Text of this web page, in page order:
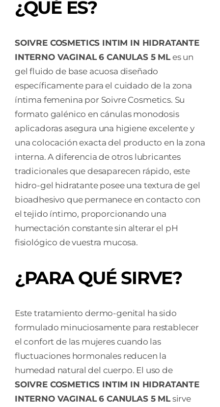
¿QUÉ ES?
SOIVRE COSMETICS INTIM IN HIDRATANTE
INTERNO VAGINAL 6 CANULAS 5 MLes un
gel fluido de base acuosa diseñado
específicamente para el cuidado de la zona
íntima femenina por Soivre Cosmetics. Su
formato galénico en cánulas monodosis
aplicadoras asegura una higiene excelente y
una colocación exacta del producto en la zona
interna. A diferencia de otros lubricantes
tradicionales que desaparecen rápido, este
hidro-gel hidratante posee una textura de gel
bioadhesivo que permanece en contacto con
el tejido íntimo, proporcionando una
humectación constante sin alterar el pH
fisiológico de vuestra mucosa.
¿PARA QUÉ SIRVE?
Este tratamiento dermo-genital ha sido
formulado minuciosamente para restablecer
el confort de las mujeres cuando las
fluctuaciones hormonales reducen la
humedad natural del cuerpo. El uso de
SOIVRE COSMETICS INTIM IN HIDRATANTE
INTERNO VAGINAL 6 CANULAS 5 MLsirve